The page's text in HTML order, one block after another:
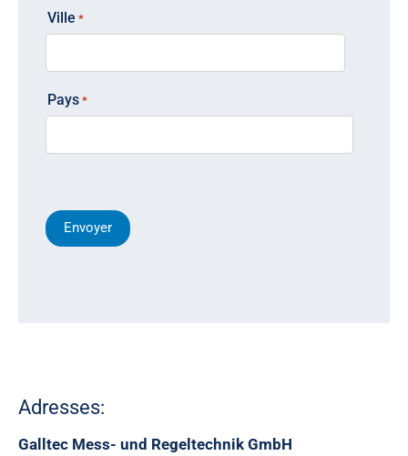
Ville *
Pays *
Adresses:
Galltec Mess- und Regeltechnik GmbH